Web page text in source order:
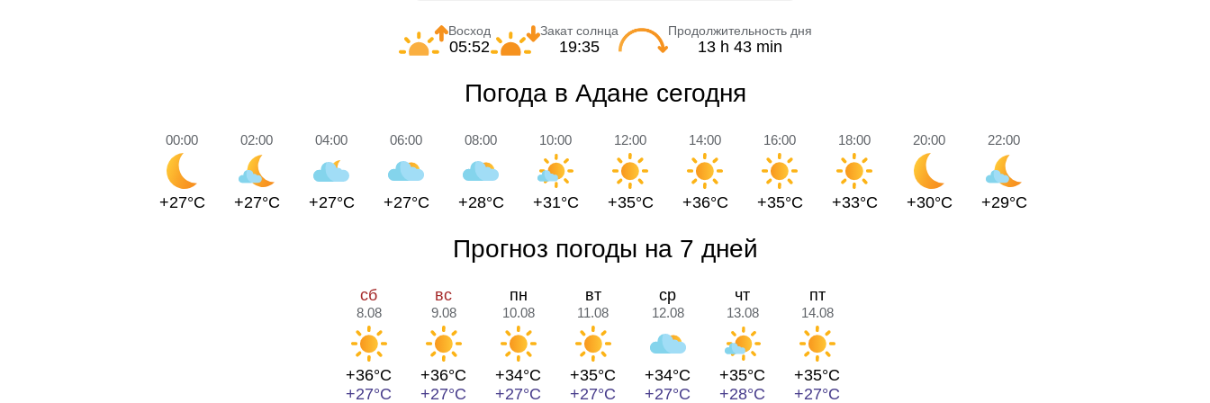
Восход
05:52
Закат солнца
19:35
Продолжительность дня
13 h 43 min
Погода в Адане сегодня
00:00
+27°C
02:00
+27°C
04:00
+27°C
06:00
+27°C
08:00
+28°C
10:00
+31°C
12:00
+35°C
14:00
+36°C
16:00
+35°C
18:00
+33°C
20:00
+30°C
22:00
+29°C
Прогноз погоды на 7 дней
сб
8.08
+36°C
+27°C
вс
9.08
+36°C
+27°C
пн
10.08
+34°C
+27°C
вт
11.08
+35°C
+27°C
ср
12.08
+34°C
+27°C
чт
13.08
+35°C
+28°C
пт
14.08
+35°C
+27°C